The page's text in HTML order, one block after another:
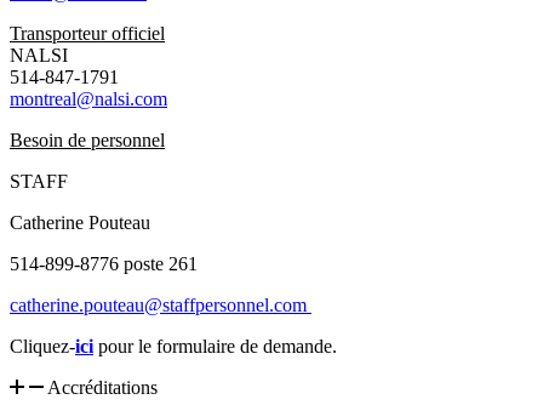
Transporteur officiel
NALSI
514-847-1791
montreal@nalsi.com
Besoin de personnel
STAFF
Catherine Pouteau
514-899-8776 poste 261
catherine.pouteau@staffpersonnel.com
Cliquez-ici pour le formulaire de demande.
Accréditations